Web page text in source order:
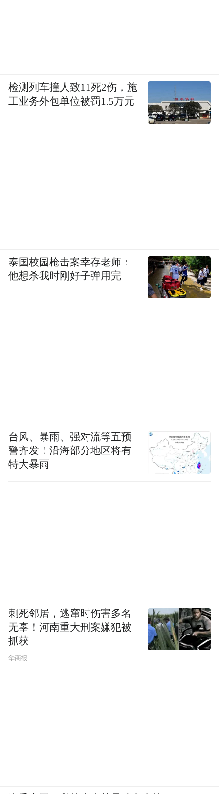
检测列车撞人致11死2伤，施
工业务外包单位被罚1.5万元
泰国校园枪击案幸存老师：
他想杀我时刚好子弹用完
台风、暴雨、强对流等五预
警齐发！沿海部分地区将有
特大暴雨
刺死邻居，逃窜时伤害多名
无辜！河南重大刑案嫌犯被
抓获
华商报